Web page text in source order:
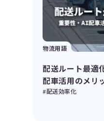
物流用語
配送ルート最適
配車活用のメリ
#配送効率化